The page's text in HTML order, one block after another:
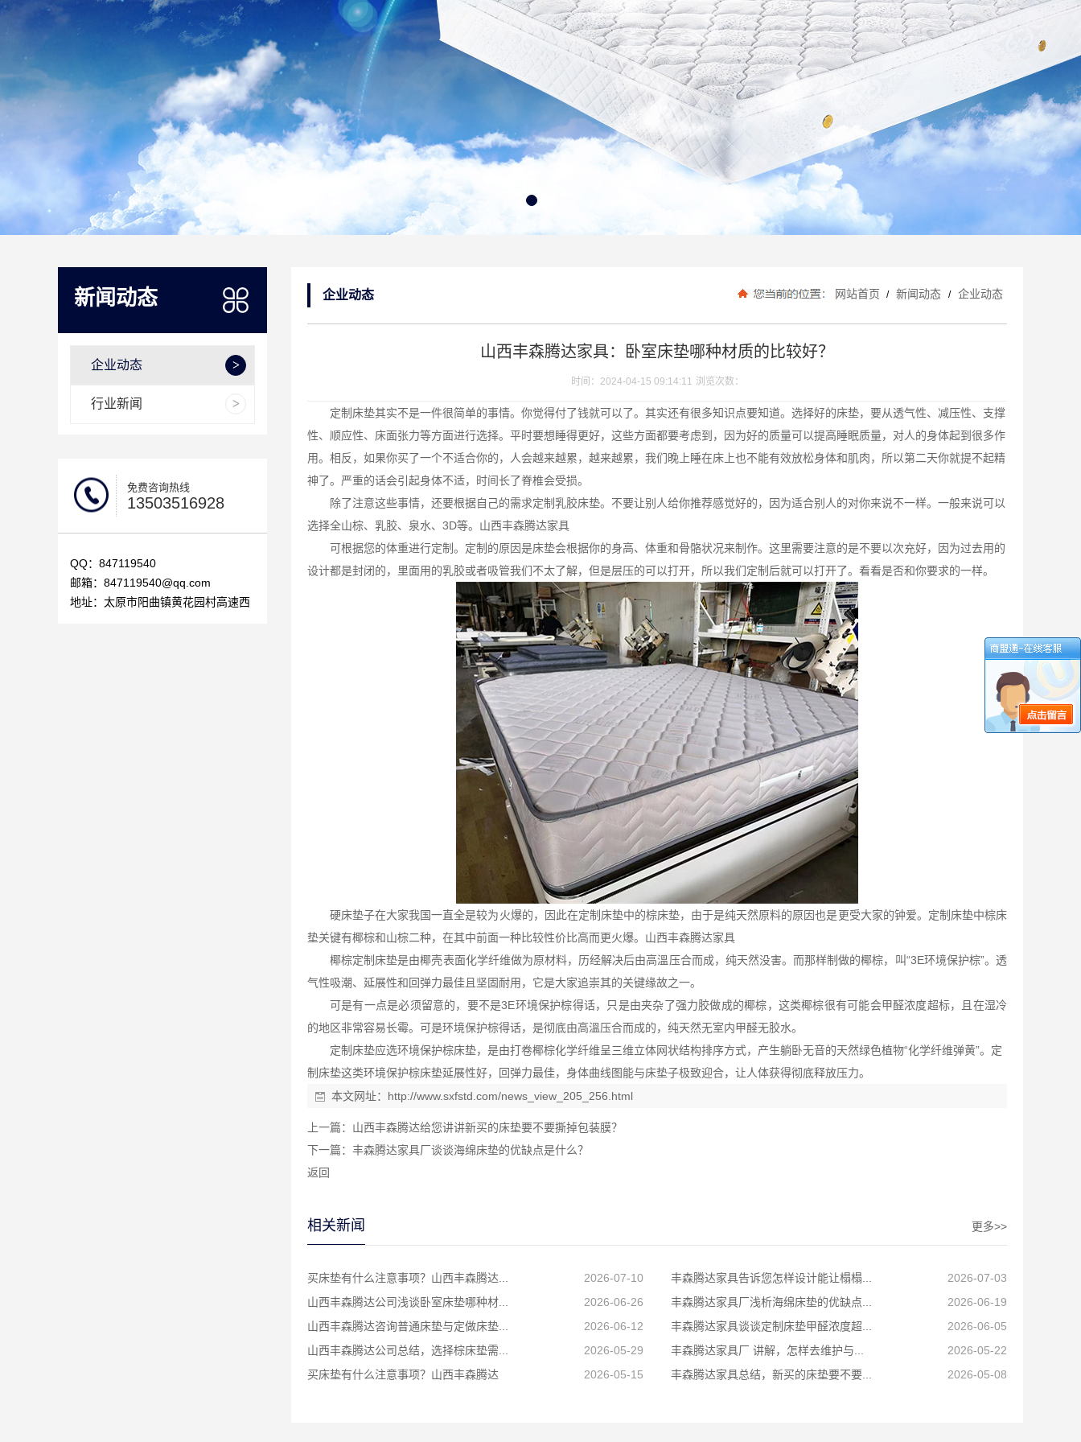
新闻动态
企业动态
行业新闻
免费咨询热线
13503516928
QQ：847119540
邮箱：847119540@qq.com
地址：太原市阳曲镇黄花园村高速西
企业动态 网站首页 / 新闻动态 / 企业动态
山西丰森腾达家具：卧室床垫哪种材质的比较好？
时间：2024-04-15 09:14:11 浏览次数：
定制床垫其实不是一件很简单的事情。你觉得付了钱就可以了。其实还有很多知识点要知道。选择好的床垫，要从透气性、减压性、支撑
性、顺应性、床面张力等方面进行选择。平时要想睡得更好，这些方面都要考虑到，因为好的质量可以提高睡眠质量，对人的身体起到很多作
用。相反，如果你买了一个不适合你的，人会越来越累，越来越累，我们晚上睡在床上也不能有效放松身体和肌肉，所以第二天你就提不起精
神了。严重的话会引起身体不适，时间长了脊椎会受损。
除了注意这些事情，还要根据自己的需求定制乳胶床垫。不要让别人给你推荐感觉好的，因为适合别人的对你来说不一样。一般来说可以
选择全山棕、乳胶、泉水、 3D等。山西丰森腾达家具
可根据您的体重进行定制。定制的原因是床垫会根据你的身高、体重和骨骼状况来制作。这里需要注意的是不要以次充好，因为过去用的
设计都是封闭的，里面用的乳胶或者吸管我们不太了解，但是层压的可以打开，所以我们定制后就可以打开了。看看是否和你要求的一样。
硬床垫子在大家我国一直全是较为火爆的，因此在定制床垫中的棕床垫，由于是纯天然原料的原因也是更受大家的钟爱。定制床垫中棕床
垫关键有椰棕和山棕二种，在其中前面一种比较性价比高而更火爆。山西丰森腾达家具
椰棕定制床垫是由椰壳表面化学纤维做为原材料，历经解决后由高溫压合而成，纯天然没害。而那样制做的椰棕，叫“3E环境保护棕”。透
气性吸潮、延展性和回弹力最佳且坚固耐用，它是大家追崇其的关键缘故之一。
可是有一点是必须留意的，要不是3E环境保护棕得话，只是由夹杂了强力胶做成的椰棕，这类椰棕很有可能会甲醛浓度超标，且在湿冷
的地区非常容易长霉。可是环境保护棕得话，是彻底由高溫压合而成的，纯天然无室内甲醛无胶水。
定制床垫应选环境保护棕床垫，是由打卷椰棕化学纤维呈三维立体网状结构排序方式，产生躺卧无音的天然绿色植物“化学纤维弹黄”。定
制床垫这类环境保护棕床垫延展性好，回弹力最佳，身体曲线图能与床垫子极致迎合，让人体获得彻底释放压力。
本文网址： http://www.sxfstd.com/news_view_205_256.html
上一篇： 山西丰森腾达给您讲讲新买的床垫要不要撕掉包装膜？
下一篇： 丰森腾达家具厂谈谈海绵床垫的优缺点是什么？
返回
相关新闻 更多>>
买床垫有什么注意事项？山西丰森腾达... 2026-07-10 丰森腾达家具告诉您怎样设计能让榻榻...
2026-07-03
山西丰森腾达公司浅谈卧室床垫哪种材...
2026-06-26 丰森腾达家具厂浅析海绵床垫的优缺点...
2026-06-19
山西丰森腾达咨询普通床垫与定做床垫...
2026-06-12 丰森腾达家具谈谈定制床垫甲醛浓度超...
2026-06-05
山西丰森腾达公司总结，选择棕床垫需...
2026-05-29 丰森腾达家具厂 讲解，怎样去维护与...
2026-05-22
买床垫有什么注意事项？山西丰森腾达
2026-05-15 丰森腾达家具总结，新买的床垫要不要... 2026-05-08